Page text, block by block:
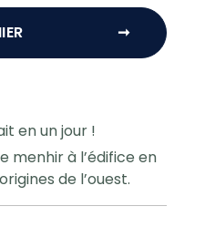
➞
en un jour !
menhir à l’édifice en
de l’ouest.